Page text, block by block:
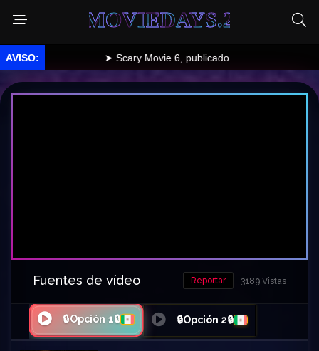
MOVIEDAYS.2
➤ Scary Movie 6, publicado.
Fuentes de vídeo 3189 Vistas
Reportar
🔒Opción 1🔒 🔒Opción 2🔒